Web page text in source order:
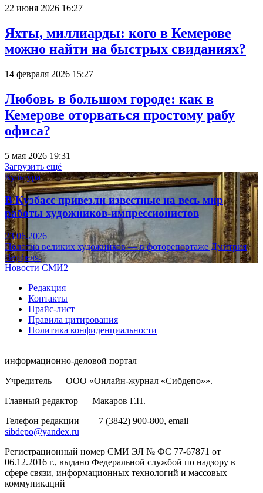
22 июня 2026 16:27
Яхты, миллиарды: кого в Кемерове
можно найти на быстрых свиданиях?
14 февраля 2026 15:27
Любовь в большом городе: как в
Кемерове оторваться простому рабу
офиса?
5 мая 2026 19:31
Загрузить ещё
Культура
В Кузбасс привезли известные на весь мир
работы художников-импрессионистов
23.06.2026
Полотна великих художников — в фоторепортаже Дмитрия
Верфеля.
Новости СМИ2
Редакция
Контакты
Прайс-лист
Правила цитирования
Политика конфиденциальности
информационно-деловой портал
Учредитель — ООО «Онлайн-журнал «Сибдепо»».
Главный редактор — Макаров Г.Н.
Телефон редакции — +7 (3842) 900-800, email —
sibdepo@yandex.ru
Регистрационный номер СМИ ЭЛ № ФС 77-67871 от
06.12.2016 г., выдано Федеральной службой по надзору в
сфере связи, информационных технологий и массовых
коммуникаций